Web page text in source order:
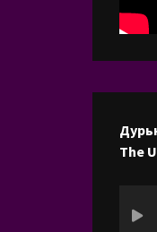
The
vidéo